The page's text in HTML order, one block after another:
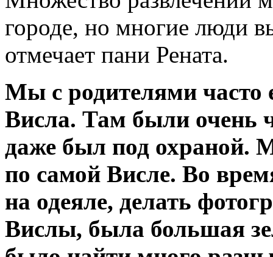
городе, но многие люди
отмечает пани Рената.
Мы с родителями часто
Висла. Там были очень
даже был под охраной.
по самой Висле. Во
на одеяле, делать
Вислы, была большая